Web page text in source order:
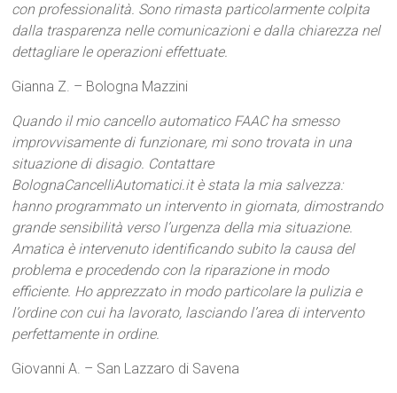
con professionalità. Sono rimasta particolarmente colpita
dalla trasparenza nelle comunicazioni e dalla chiarezza nel
dettagliare le operazioni effettuate.
Gianna Z. – Bologna Mazzini
Quando il mio cancello automatico FAAC ha smesso
improvvisamente di funzionare, mi sono trovata in una
situazione di disagio. Contattare
BolognaCancelliAutomatici.it è stata la mia salvezza:
hanno programmato un intervento in giornata, dimostrando
grande sensibilità verso l’urgenza della mia situazione.
Amatica è intervenuto identificando subito la causa del
problema e procedendo con la riparazione in modo
efficiente. Ho apprezzato in modo particolare la pulizia e
l’ordine con cui ha lavorato, lasciando l’area di intervento
perfettamente in ordine.
Giovanni A. – San Lazzaro di Savena